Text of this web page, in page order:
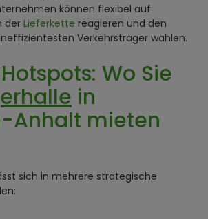
können flexibel auf
der Lieferkette reagieren und den
Verkehrsträger wählen.
Wo Sie
in
Anhalt mieten
sich in mehrere strategische